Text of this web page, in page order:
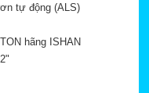
tự động (ALS)
hãng ISHAN